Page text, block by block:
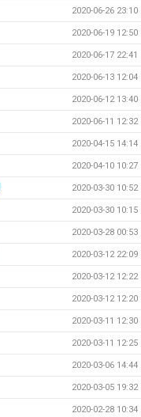
2020-06-26 23:10
2020-06-19 12:50
2020-06-17 22:41
2020-06-13 12:04
2020-06-12 13:40
2020-06-11 12:32
2020-04-15 14:14
2020-04-10 10:27
2020-03-30 10:52
2020-03-30 10:15
2020-03-28 00:53
2020-03-12 22:09
2020-03-12 12:22
2020-03-12 12:20
2020-03-11 12:30
2020-03-11 12:25
2020-03-06 14:44
2020-03-05 19:32
2020-02-28 10:34